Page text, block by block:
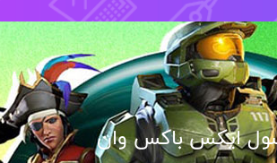
ایکس باکس وان